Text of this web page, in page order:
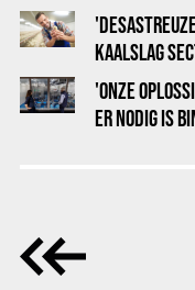
KAALSLAG
'ONZE
ER NODIG IS